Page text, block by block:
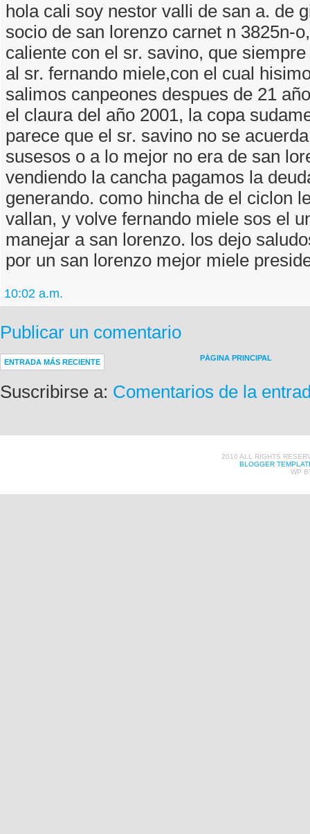
hola cali soy nestor valli de san a. de
socio de san lorenzo carnet n 3825n-
caliente con el sr. savino, que
al sr. fernando miele,con el cual
salimos canpeones despues de 21
el claura del año 2001, la copa
parece que el sr. savino no se
susesos o a lo mejor no era de san
vendiendo la cancha pagamos la
generando. como hincha de el ciclon
vallan, y volve fernando miele sos el
manejar a san lorenzo. los dejo
por un san lorenzo mejor miele
10:02 a.m.
Publicar un comentario
ENTRADA MÁS RECIENTE PÁGINA PRINCIPAL
Suscribirse a: Comentarios de la
2010 ALL RIGHTS
BLOGGER
WP